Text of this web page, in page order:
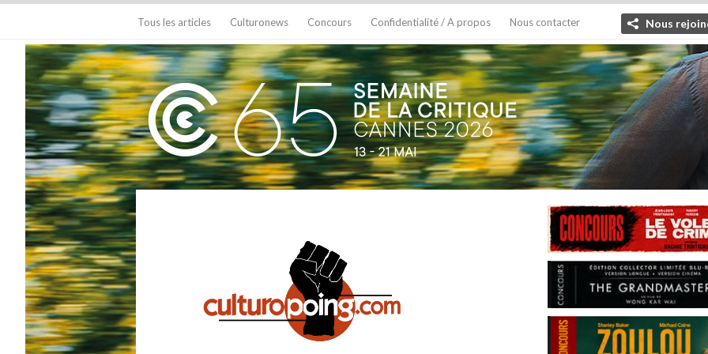
Tous les articles Culturonews Concours Confidentialité / A propos Nous contacter Nous